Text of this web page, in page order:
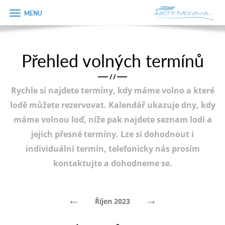
Úvodní strana
Plán plavby
Tipy na výlet
Fotogalerie
Zobrazit
menu
Přehled volných termínů
/ /
Rychle si najdete termíny, kdy máme volno a které
lodě můžete rezervovat. Kalendář ukazuje dny, kdy
máme volnou loď, níže pak najdete seznam lodí a
jejich přesné termíny. Lze si dohodnout i
individuální termín, telefonicky nás prosím
kontaktujte a dohodneme se.
← Říjen 2023 →
Objednávka
dárkového
Jméno
Telefon
E-mail